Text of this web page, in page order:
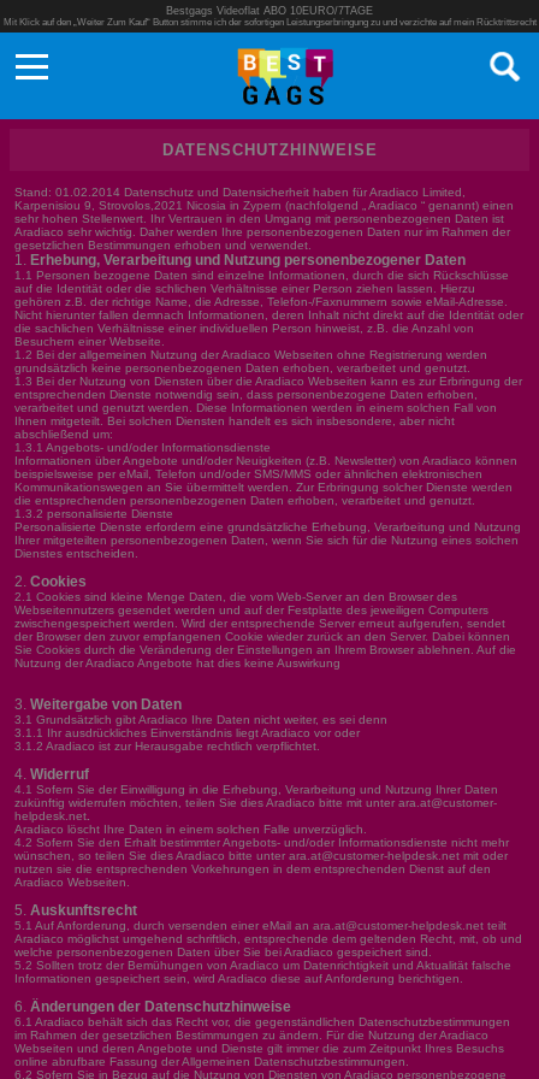
Bestgags Videoflat ABO 10EURO/7TAGE
Mit Klick auf den „Weiter Zum Kauf“ Button stimme ich der sofortigen Leistungserbringung zu und verzichte auf mein Rücktrittsrecht
DATENSCHUTZHINWEISE
Stand: 01.02.2014 Datenschutz und Datensicherheit haben für Aradiaco Limited,
Karpenisiou 9, Strovolos,2021 Nicosia in Zypern (nachfolgend „ Aradiaco “ genannt) einen
sehr hohen Stellenwert. Ihr Vertrauen in den Umgang mit personenbezogenen Daten ist
Aradiaco sehr wichtig. Daher werden Ihre personenbezogenen Daten nur im Rahmen der
gesetzlichen Bestimmungen erhoben und verwendet.
Erhebung, Verarbeitung und Nutzung personenbezogener Daten
1.1 Personen bezogene Daten sind einzelne Informationen, durch die sich Rückschlüsse
auf die Identität oder die schlichen Verhältnisse einer Person ziehen lassen. Hierzu
gehören z.B. der richtige Name, die Adresse, Telefon-/Faxnummern sowie eMail-Adresse.
Nicht hierunter fallen demnach Informationen, deren Inhalt nicht direkt auf die Identität oder
die sachlichen Verhältnisse einer individuellen Person hinweist, z.B. die Anzahl von
Besuchern einer Webseite.
1.2 Bei der allgemeinen Nutzung der Aradiaco Webseiten ohne Registrierung werden
grundsätzlich keine personenbezogenen Daten erhoben, verarbeitet und genutzt.
1.3 Bei der Nutzung von Diensten über die Aradiaco Webseiten kann es zur Erbringung der
entsprechenden Dienste notwendig sein, dass personenbezogene Daten erhoben,
verarbeitet und genutzt werden. Diese Informationen werden in einem solchen Fall von
Ihnen mitgeteilt. Bei solchen Diensten handelt es sich insbesondere, aber nicht
abschließend um:
1.3.1 Angebots- und/oder Informationsdienste
Informationen über Angebote und/oder Neuigkeiten (z.B. Newsletter) von Aradiaco können
beispielsweise per eMail, Telefon und/oder SMS/MMS oder ähnlichen elektronischen
Kommunikationswegen an Sie übermittelt werden. Zur Erbringung solcher Dienste werden
die entsprechenden personenbezogenen Daten erhoben, verarbeitet und genutzt.
1.3.2 personalisierte Dienste
Personalisierte Dienste erfordern eine grundsätzliche Erhebung, Verarbeitung und Nutzung
Ihrer mitgeteilten personenbezogenen Daten, wenn Sie sich für die Nutzung eines solchen
Dienstes entscheiden.
Cookies
2.1 Cookies sind kleine Menge Daten, die vom Web-Server an den Browser des
Webseitennutzers gesendet werden und auf der Festplatte des jeweiligen Computers
zwischengespeichert werden. Wird der entsprechende Server erneut aufgerufen, sendet
der Browser den zuvor empfangenen Cookie wieder zurück an den Server. Dabei können
Sie Cookies durch die Veränderung der Einstellungen an Ihrem Browser ablehnen. Auf die
Nutzung der Aradiaco Angebote hat dies keine Auswirkung
Weitergabe von Daten
3.1 Grundsätzlich gibt Aradiaco Ihre Daten nicht weiter, es sei denn
3.1.1 Ihr ausdrückliches Einverständnis liegt Aradiaco vor oder
3.1.2 Aradiaco ist zur Herausgabe rechtlich verpflichtet.
Widerruf
4.1 Sofern Sie der Einwilligung in die Erhebung, Verarbeitung und Nutzung Ihrer Daten
zukünftig widerrufen möchten, teilen Sie dies Aradiaco bitte mit unter ara.at@customer-
helpdesk.net
Aradiaco löscht Ihre Daten in einem solchen Falle unverzüglich.
4.2 Sofern Sie den Erhalt bestimmter Angebots- und/oder Informationsdienste nicht mehr
wünschen, so teilen Sie dies Aradiaco bitte unter ara.at@customer-helpdesk.net mit oder
nutzen sie die entsprechenden Vorkehrungen in dem entsprechenden Dienst auf den
Aradiaco Webseiten.
Auskunftsrecht
5.1 Auf Anforderung, durch versenden einer eMail an ara.at@customer-helpdesk.net teilt
Aradiaco möglichst umgehend schriftlich, entsprechende dem geltenden Recht, mit, ob und
welche personenbezogenen Daten über Sie bei Aradiaco gespeichert sind.
5.2 Sollten trotz der Bemühungen von Aradiaco um Datenrichtigkeit und Aktualität falsche
Informationen gespeichert sein, wird Aradiaco diese auf Anforderung berichtigen.
Änderungen der Datenschutzhinweise
6.1 Aradiaco behält sich das Recht vor, die gegenständlichen Datenschutzbestimmungen
im Rahmen der gesetzlichen Bestimmungen zu ändern. Für die Nutzung der Aradiaco
Webseiten und deren Angebote und Dienste gilt immer die zum Zeitpunkt Ihres Besuchs
online abrufbare Fassung der Allgemeinen Datenschutzbestimmungen.
6.2 Sofern Sie in Bezug auf die Nutzung von Diensten von Aradiaco personenbezogene